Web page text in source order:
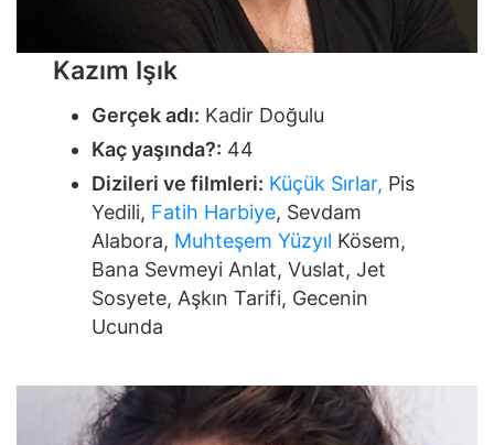
Kazım Işık
Gerçek adı: Kadir Doğulu
Kaç yaşında?: 44
Dizileri ve filmleri: Küçük Sırlar, Pis
Yedili, Fatih Harbiye, Sevdam
Alabora, Muhteşem Yüzyıl Kösem,
Bana Sevmeyi Anlat, Vuslat, Jet
Sosyete, Aşkın Tarifi, Gecenin
Ucunda